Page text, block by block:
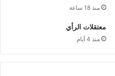
منذ 18 ساعة
معتقلات الرأي
منذ 4 أيام